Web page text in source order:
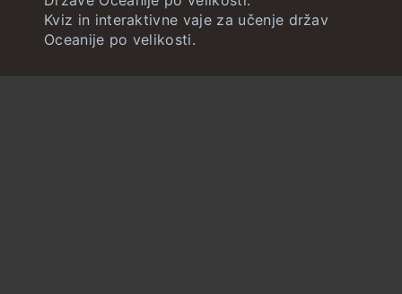
Učne kartice
Interaktivne vaje
Kviz in interaktivne vaje za učenje držav
Oceanije po velikosti.